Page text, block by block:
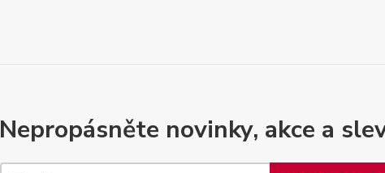
Nepropásněte novinky, akce a